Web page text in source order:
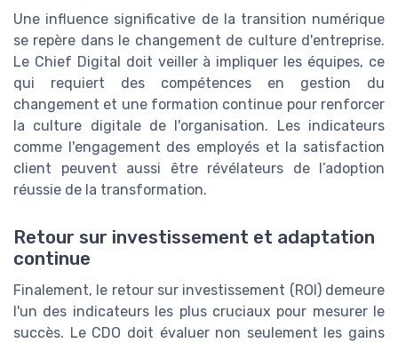
Une influence significative de la transition numérique
se repère dans le changement de culture d'entreprise.
Le Chief Digital doit veiller à impliquer les équipes, ce
qui requiert des compétences en gestion du
changement et une formation continue pour renforcer
la culture digitale de l'organisation. Les indicateurs
comme l'engagement des employés et la satisfaction
client peuvent aussi être révélateurs de l’adoption
réussie de la transformation.
Retour sur investissement et adaptation
continue
Finalement, le retour sur investissement (ROI) demeure
l'un des indicateurs les plus cruciaux pour mesurer le
succès. Le CDO doit évaluer non seulement les gains